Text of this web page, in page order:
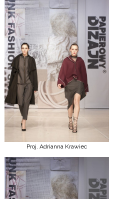
Proj. Adrianna Krawiec